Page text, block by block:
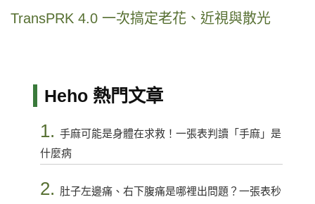
TransPRK 4.0 一次搞定老花、近視與散光
Heho 熱門文章
1. 手麻可能是身體在求救！一張表判讀「手麻」是
什麼病
2. 肚子左邊痛、右下腹痛是哪裡出問題？一張表秒